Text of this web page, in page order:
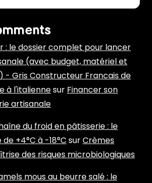
: le dossier complet pour lancer
(avec budget, matériel et
- Gris Constructeur Francais de
à l'italiennesur Financer son
artisanale
du froid en pâtisserie : le
+4°C à -18°C surCrèmes
des risques microbiologiques
mous au beurre salé : le